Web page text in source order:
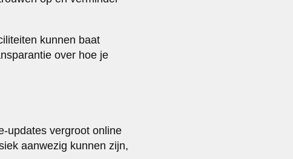
kunnen baat
over hoe je
updates vergroot online
aanwezig kunnen zijn,